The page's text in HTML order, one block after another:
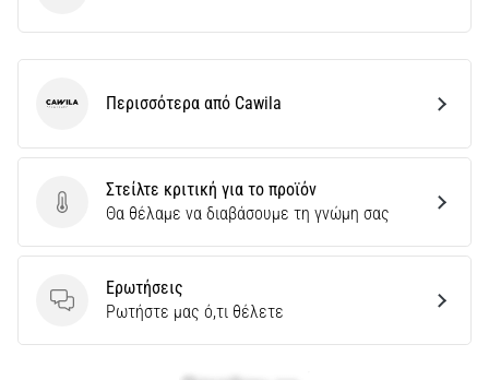
Στείλτε κριτική για το προϊόν
Στείλτε κριτική για το προϊόν
Θα θέλαμε να διαβάσουμε τη γνώμη σας
Ερωτήσεις
Ερωτήσεις
Ρωτήστε μας ό,τι θέλετε
Cawila Περισσότερα από Cawila